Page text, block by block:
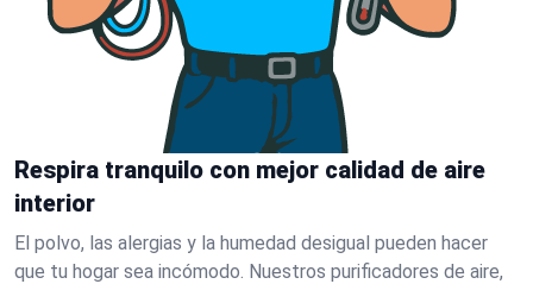
Respira tranquilo con mejor calidad de aire
interior
El polvo, las alergias y la humedad desigual pueden hacer
que tu hogar sea incómodo. Nuestros purificadores de aire,